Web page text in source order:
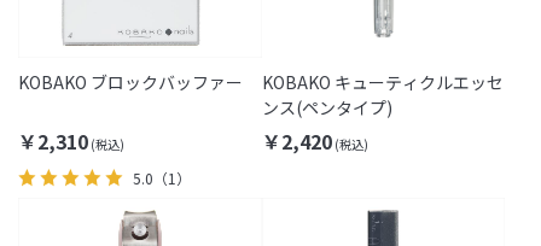
KOBAKO ブロックバッファー
￥2,310
5.0 （1）
KOBAKO キューティクルエッセ
ンス(ペンタイプ)
￥2,420